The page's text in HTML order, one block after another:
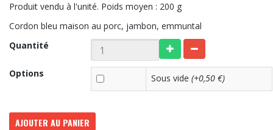
Produit vendu à l'unité. Poids moyen : 200 g
Cordon bleu maison au porc, jambon, emmuntal
Quantité
Options Sous vide (+0,50 €)
AJOUTER AU PANIER